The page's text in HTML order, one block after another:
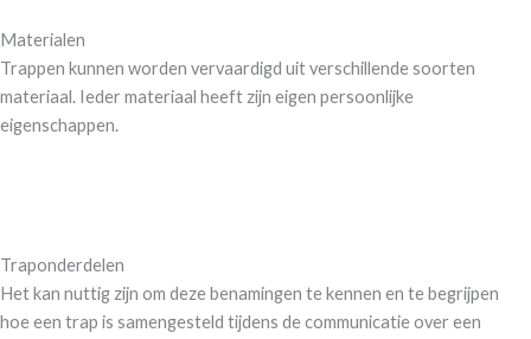
Materialen
Trappen kunnen worden vervaardigd uit verschillende soorten
materiaal. Ieder materiaal heeft zijn eigen persoonlijke
eigenschappen.
Traponderdelen
Het kan nuttig zijn om deze benamingen te kennen en te begrijpen
hoe een trap is samengesteld tijdens de communicatie over een